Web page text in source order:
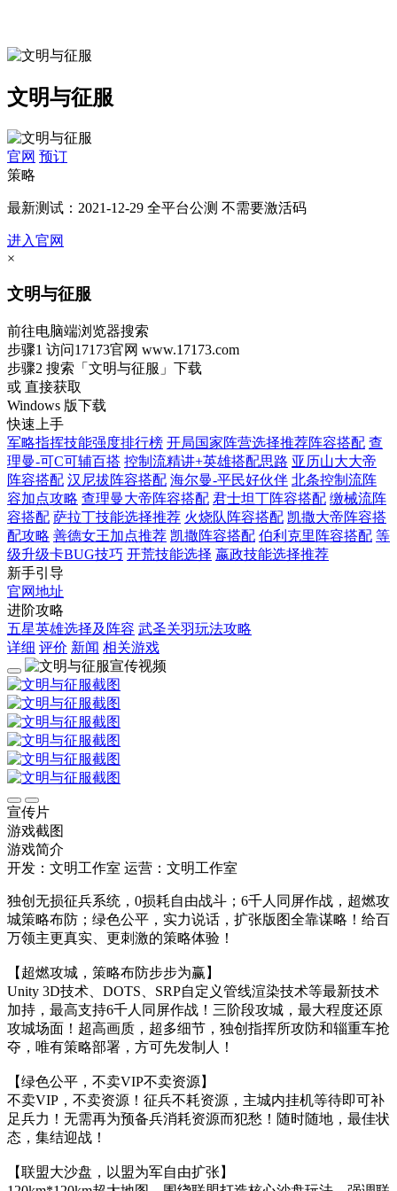
文明与征服
官网 预订
策略
最新测试：2021-12-29 全平台公测 不需要激活码
进入官网
×
文明与征服
前往电脑端浏览器搜索
步骤1 访问17173官网 www.17173.com
步骤2 搜索 「文明与征服」 下载
或 直接获取
Windows 版下载
快速上手
军略指挥技能强度排行榜 开局国家阵营选择推荐阵容搭配 查
理曼-可C可辅百搭 控制流精讲+英雄搭配思路 亚历山大大帝
阵容搭配 汉尼拔阵容搭配 海尔曼-平民好伙伴 北条控制流阵
容加点攻略 查理曼大帝阵容搭配 君士坦丁阵容搭配 缴械流阵
容搭配 萨拉丁技能选择推荐 火烧队阵容搭配 凯撒大帝阵容搭
配攻略 善德女王加点推荐 凯撒阵容搭配 伯利克里阵容搭配 等
级升级卡BUG技巧 开荒技能选择 嬴政技能选择推荐
新手引导
官网地址
进阶攻略
五星英雄选择及阵容 武圣关羽玩法攻略
详细 评价 新闻 相关游戏
宣传片
游戏截图
游戏简介
开发：文明工作室 运营：文明工作室
独创无损征兵系统，0损耗自由战斗；6千人同屏作战，超燃攻
城策略布防；绿色公平，实力说话，扩张版图全靠谋略！给百
万领主更真实、更刺激的策略体验！
【超燃攻城，策略布防步步为赢】
Unity 3D技术、DOTS、SRP自定义管线渲染技术等最新技术
加持，最高支持6千人同屏作战！三阶段攻城，最大程度还原
攻城场面！超高画质，超多细节，独创指挥所攻防和辎重车抢
夺，唯有策略部署，方可先发制人！
【绿色公平，不卖VIP不卖资源】
不卖VIP，不卖资源！征兵不耗资源，主城内挂机等待即可补
足兵力！无需再为预备兵消耗资源而犯愁！随时随地，最佳状
态，集结迎战！
【联盟大沙盘，以盟为军自由扩张】